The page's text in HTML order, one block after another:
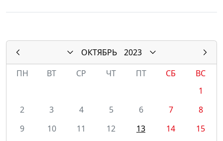
ОКТЯБРЬ
2023
ПН
ВТ СР ЧТ ПТ СБ
ВС
1
2
3 4 5 6 7
8
9
10 11 12 13 14
15